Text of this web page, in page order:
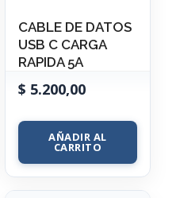
CABLE DE DATOS
USB C CARGA
RAPIDA 5A
$ 5.200,00
AÑADIR AL
CARRITO